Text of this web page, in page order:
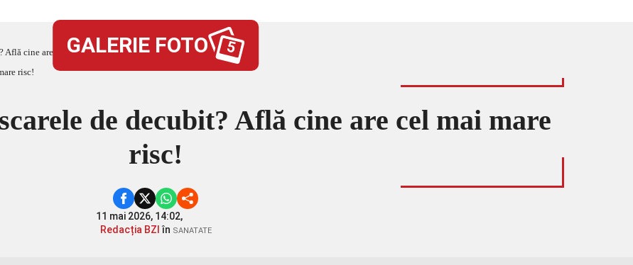
Află cine are cel mai mare risc!GALERIE FOTO 5
de decubit? Află cine are cel mai mare
risc!
11 mai 2026, 14:02,
Redacția BZI în SANATATE